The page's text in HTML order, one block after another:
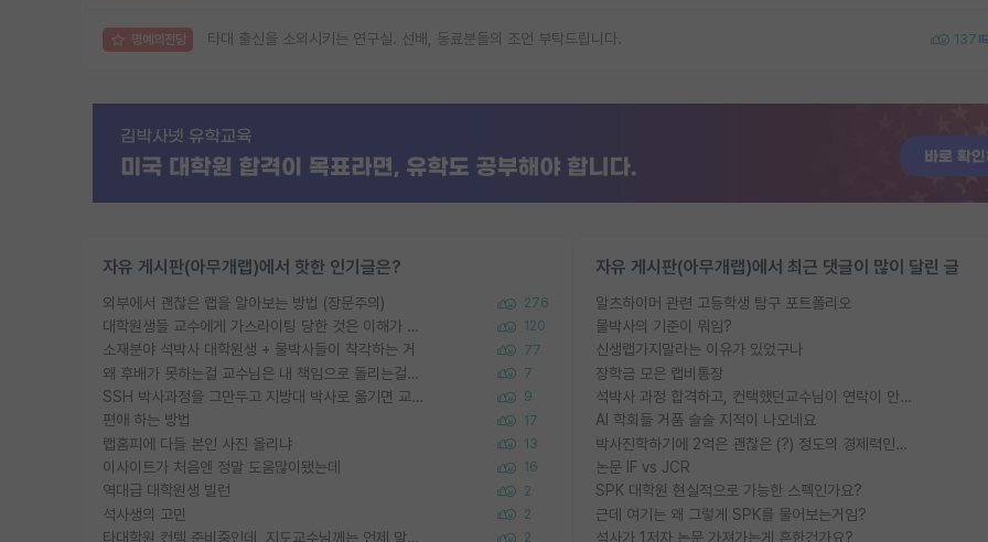
명예의전당 타대 출신을 소외시키는 연구실. 선배, 동료분들의 조언 부탁드립니다. 137
자유 게시판(아무개랩)에서 핫한 인기글은?
외부에서 괜찮은 랩을 알아보는 방법 (장문주의) 276
대학원생들 교수에게 가스라이팅 당한 것은 이해가 갑니다. 안타깝네요. 120
소재분야 석박사 대학원생 + 물박사들이 착각하는 거 77
왜 후배가 못하는걸 교수님은 내 책임으로 돌리는걸까요? 7
SSH 박사과정을 그만두고 지방대 박사로 옮기면 교수의 꿈은 끝일까요? 9
편애 하는 방법 17
랩홈피에 다들 본인 사진 올리냐 13
이사이트가 처음엔 정말 도움많이됐는데 16
역대급 대학원생 빌런 2
석사생의 고민 2
타대학원 컨텍 준비중인데, 지도교수님께는 언제 말씀드려야 할까요? 2
자유 게시판(아무개랩)에서 최근 댓글이 많이 달린 글
알츠하이머 관련 고등학생 탐구 포트폴리오
물박사의 기준이 뭐임?
신생랩가지말라는 이유가 있었구나
장학금 모은 랩비통장
석박사 과정 합격하고, 컨택했던교수님이 연락이 안됩니다...
AI 학회들 거품 슬슬 지적이 나오네요
박사진학하기에 2억은 괜찮은 (?) 정도의 경제력인가요
논문 IF vs JCR
SPK 대학원 현실적으로 가능한 스펙인가요?
근데 여기는 왜 그렇게 SPK를 물어보는거임?
석사가 1저자 논문 가져가는게 흔한건가요?